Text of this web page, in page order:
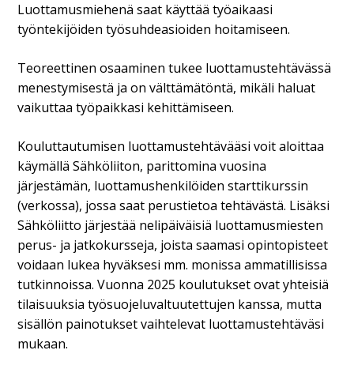
Luottamusmiehenä saat käyttää työaikaasi
työntekijöiden työsuhdeasioiden hoitamiseen.
Teoreettinen osaaminen tukee luottamustehtävässä
menestymisestä ja on välttämätöntä, mikäli haluat
vaikuttaa työpaikkasi kehittämiseen.
Kouluttautumisen luottamustehtävääsi voit aloittaa
käymällä Sähköliiton, parittomina vuosina
järjestämän, luottamushenkilöiden starttikurssin
(verkossa), jossa saat perustietoa tehtävästä. Lisäksi
Sähköliitto järjestää nelipäiväisiä luottamusmiesten
perus- ja jatkokursseja, joista saamasi opintopisteet
voidaan lukea hyväksesi mm. monissa ammatillisissa
tutkinnoissa. Vuonna 2025 koulutukset ovat yhteisiä
tilaisuuksia työsuojeluvaltuutettujen kanssa, mutta
sisällön painotukset vaihtelevat luottamustehtäväsi
mukaan.